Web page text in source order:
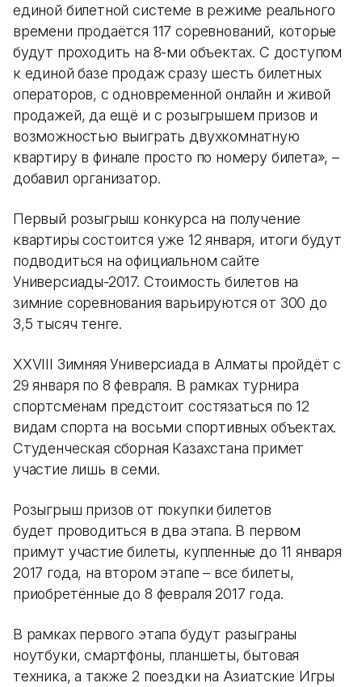
единой билетной системе в режиме реального
времени продаётся 117 соревнований, которые
будут проходить на 8-ми объектах. С доступом
к единой базе продаж сразу шесть билетных
операторов, с одновременной онлайн и живой
продажей, да ещё и с розыгрышем призов и
возможностью выиграть двухкомнатную
квартиру в финале просто по номеру билета», –
добавил организатор.
Первый розыгрыш конкурса на получение
квартиры состоится уже 12 января, итоги будут
подводиться на официальном сайте
Универсиады-2017. Стоимость билетов на
зимние соревнования варьируются от 300 до
3,5 тысяч тенге.
XXVIII Зимняя Универсиада в Алматы пройдёт с
29 января по 8 февраля. В рамках турнира
спортсменам предстоит состязаться по 12
видам спорта на восьми спортивных объектах.
Студенческая сборная Казахстана примет
участие лишь в семи.
Розыгрыш призов от покупки билетов
будет проводиться в два этапа. В первом
примут участие билеты, купленные до 11 января
2017 года, на втором этапе – все билеты,
приобретённые до 8 февраля 2017 года.
В рамках первого этапа будут разыграны
ноутбуки, смартфоны, планшеты, бытовая
техника, а также 2 поездки на Азиатские Игры